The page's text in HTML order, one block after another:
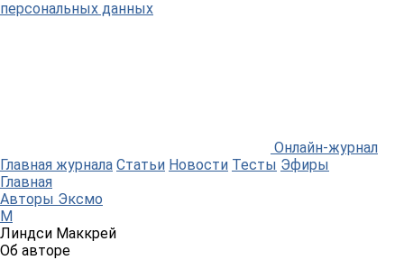
персональных данных
Онлайн-журнал
Главная журнала Статьи Новости Тесты Эфиры
Главная
Авторы Эксмо
М
Линдси Маккрей
Об авторе